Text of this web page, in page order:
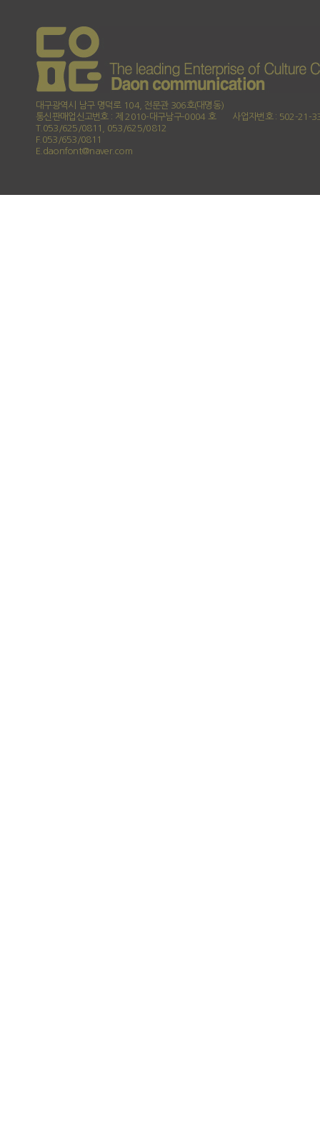
대구광역시 남구 명덕로 104, 전문관 306호(대명동)
통신판매업신고번호 : 제 2010-대구남구-0004 호
사업자번호 : 502-21-
T.053/625/0811, 053/625/0812
F.053/653/0811
E.daonfont@naver.com